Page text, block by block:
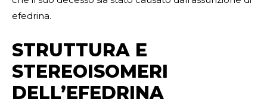
efedrina.
STRUTTURA E
STEREOISOMERI
DELL’EFEDRINA